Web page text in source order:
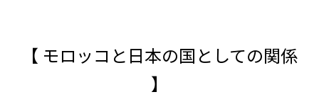
【 モロッコと日本の国としての関係
】